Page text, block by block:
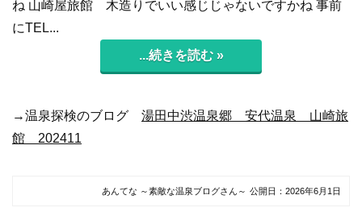
ね 山崎屋旅館 木造りでいい感じじゃないですかね 事前
にTEL...
...続きを読む »
→温泉探検のブログ 湯田中渋温泉郷 安代温泉 山崎旅
館 202411
あんてな ～素敵な温泉ブログさん～ 公開日： 2026年6月1日